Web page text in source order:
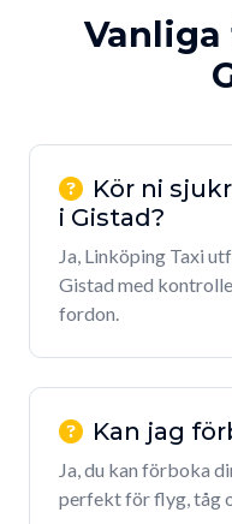
Vanliga
Kör ni
i Gistad?
Ja, Linköping Taxi
Gistad med
fordon.
Kan jag
Ja, du kan förboka
perfekt för flyg, tåg